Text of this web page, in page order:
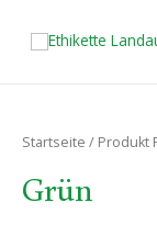
Startseite / Produkt
Grün